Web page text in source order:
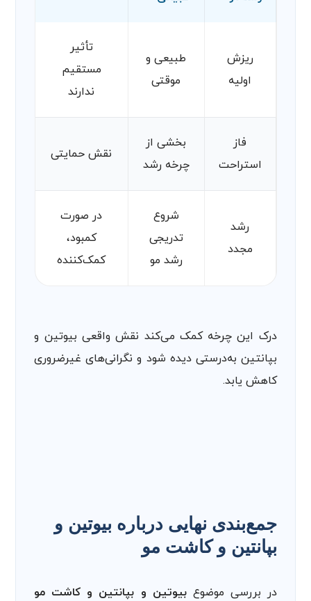
ریزش
اولیه
طبیعی و
موقتی
تأثیر
مستقیم
ندارند
فاز
استراحت
بخشی از
چرخه رشد
نقش حمایتی
رشد
مجدد
شروع
تدریجی
رشد مو
در صورت
کمبود،
کمک‌کننده
درک این چرخه کمک می‌کند نقش واقعی بیوتین و
بپانتین به‌درستی دیده شود و نگرانی‌های غیرضروری
کاهش یابد.
جمع‌بندی نهایی درباره بیوتین و
بپانتین و کاشت مو
در بررسی موضوعبیوتین و بپانتین و کاشت مو